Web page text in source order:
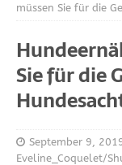
müssen Sie für die
Sie für die
September 9,
Eveline_Coquelet/